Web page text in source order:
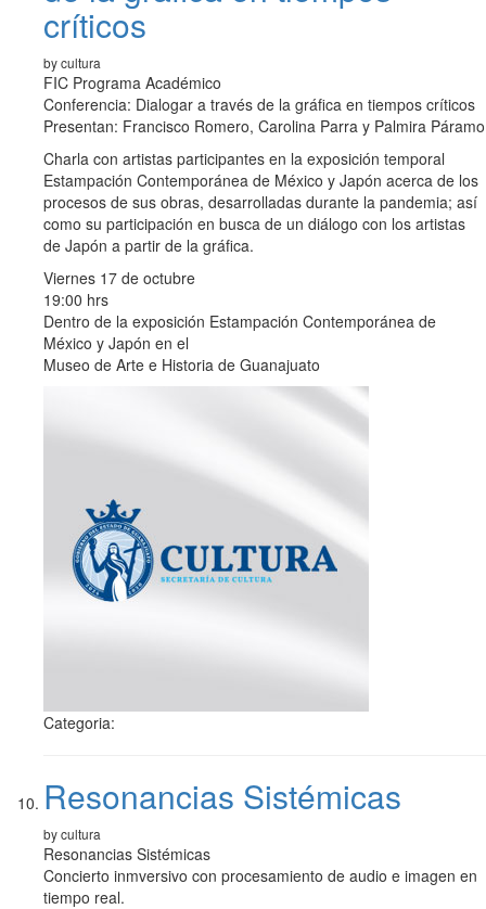
críticos
by cultura
FIC Programa Académico
Conferencia: Dialogar a través de la gráfica en tiempos críticos
Presentan: Francisco Romero, Carolina Parra y Palmira Páramo
Charla con artistas participantes en la exposición temporal
Estampación Contemporánea de México y Japón acerca de los
procesos de sus obras, desarrolladas durante la pandemia; así
como su participación en busca de un diálogo con los artistas
de Japón a partir de la gráfica.
Viernes 17 de octubre
19:00 hrs
Dentro de la exposición Estampación Contemporánea de
México y Japón en el
Museo de Arte e Historia de Guanajuato
Categoria:
Resonancias Sistémicas
by cultura
Resonancias Sistémicas
Concierto inmversivo con procesamiento de audio e imagen en
tiempo real.